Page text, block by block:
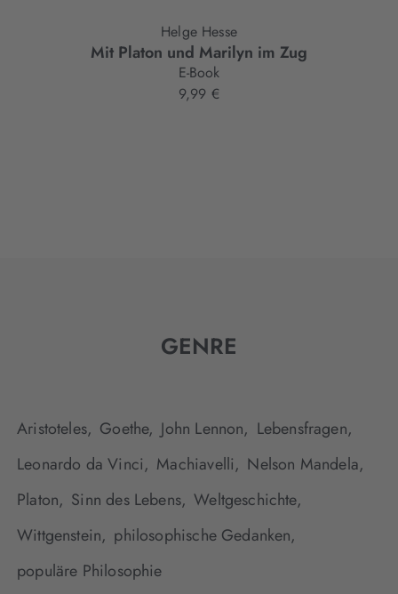
Helge Hesse
Mit Platon und Marilyn im Zug
E-Book
9,99 €
GENRE
Aristoteles, Goethe, John Lennon, Lebensfragen,
Leonardo da Vinci, Machiavelli, Nelson Mandela,
Platon, Sinn des Lebens, Weltgeschichte,
Wittgenstein, philosophische Gedanken,
populäre Philosophie